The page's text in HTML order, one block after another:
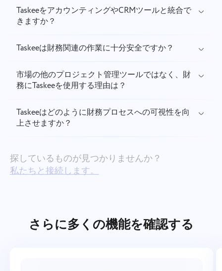
TaskeeをアカウンティングやCRMツールと統合で
きますか？
Taskeeは財務関連の作業に十分安全ですか？
市場の他のプロジェクト管理ツールではなく、財
務にTaskeeを使用する理由は？
Taskeeはどのように財務プロセスへの可視性を向
上させますか？
探しているものが見つかりませんか？
私たちと接続します。
さらに多くの機能を確認する